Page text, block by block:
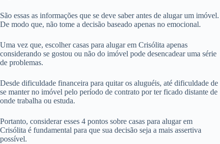
São essas as informações que se deve saber antes de alugar um imóvel.
De modo que, não tome a decisão baseado apenas no emocional.
Uma vez que, escolher casas para alugar em Crisólita apenas
considerando se gostou ou não do imóvel pode desencadear uma série
de problemas.
Desde dificuldade financeira para quitar os aluguéis, até dificuldade de
se manter no imóvel pelo período de contrato por ter ficado distante de
onde trabalha ou estuda.
Portanto, considerar esses 4 pontos sobre casas para alugar em
Crisólita é fundamental para que sua decisão seja a mais assertiva
possível.